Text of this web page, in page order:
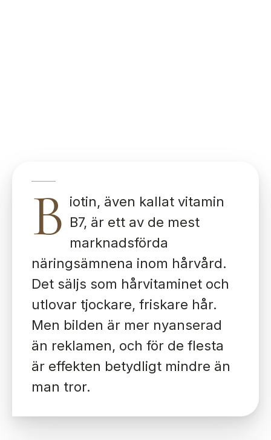
B iotin, även kallat vitamin
B7, är ett av de mest
marknadsförda
näringsämnena inom hårvård.
Det säljs som hårvitaminet och
utlovar tjockare, friskare hår.
Men bilden är mer nyanserad
än reklamen, och för de flesta
är effekten betydligt mindre än
man tror.